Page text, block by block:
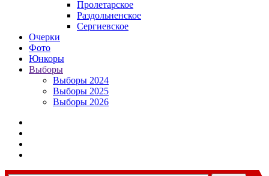
Пролетарское
Раздольненское
Сергиевское
Очерки
Фото
Юнкоры
Выборы
Выборы 2024
Выборы 2025
Выборы 2026